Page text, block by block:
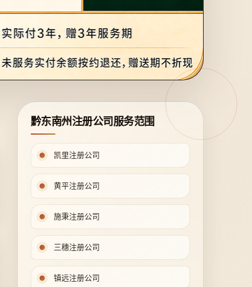
黔东南州注册公司服务范围
凯里注册公司
黄平注册公司
施秉注册公司
三穗注册公司
镇远注册公司